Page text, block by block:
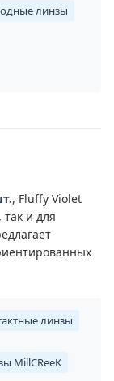
линзы
, Fluffy Violet
и для
линзы
MillCReeK